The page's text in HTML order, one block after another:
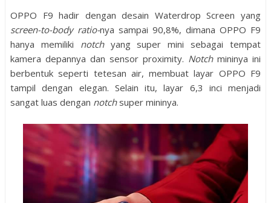
OPPO F9 hadir dengan desain Waterdrop Screen yang
screen-to-body ratio-nya sampai 90,8%, dimana OPPO F9
hanya memiliki notch yang super mini sebagai tempat
kamera depannya dan sensor proximity. Notch mininya ini
berbentuk seperti tetesan air, membuat layar OPPO F9
tampil dengan elegan. Selain itu, layar 6,3 inci menjadi
sangat luas dengan notchsuper mininya.